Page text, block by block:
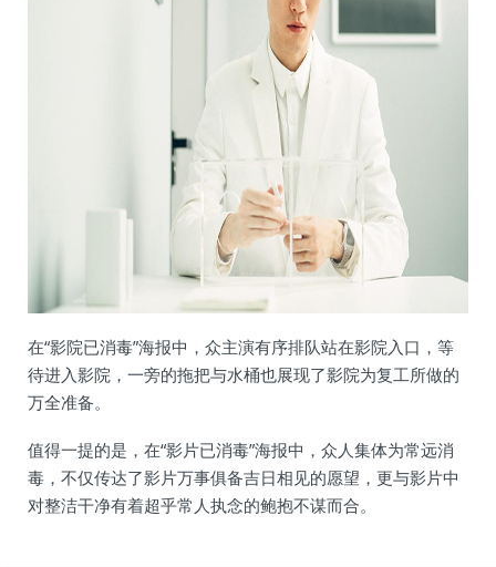
在“影院已消毒”海报中，众主演有序排队站在影院入口，等
待进入影院，一旁的拖把与水桶也展现了影院为复工所做的
万全准备。
值得一提的是，在“影片已消毒”海报中，众人集体为常远消
毒，不仅传达了影片万事俱备吉日相见的愿望，更与影片中
对整洁干净有着超乎常人执念的鲍抱不谋而合。